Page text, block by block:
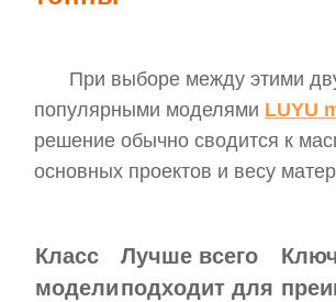
При выборе между этими
популярными моделями LUYU
решение обычно сводится к
основных проектов и весу
Класс
модели
Лучше всего
подходит для